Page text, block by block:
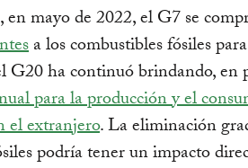
en mayo de 2022, el G7 se
a los combustibles fósiles
G20 ha continuó brindando, en
para la producción y el
el extranjero. La eliminación
podría tener un impacto